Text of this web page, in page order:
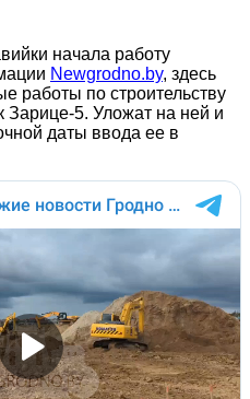
начала работу
Newgrodno.by, здесь
работы по строительству
Зарице-5. Уложат на ней и
даты ввода ее в